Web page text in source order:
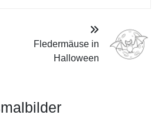
Fledermäuse in
Halloween